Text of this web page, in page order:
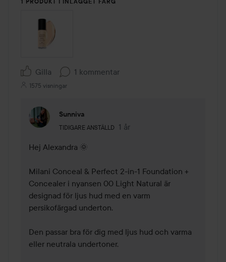
1 PRODUKT I INLÄGGET FÄRG
Gilla 1 kommentar
1575 visningar
Sunniva
TIDIGARE ANSTÄLLD
Användarens roll: Tidigare anställd.
1 år
Kommentaren lades 1 år
Hej Alexandra 🌞
Milani Conceal & Perfect 2-in-1 Foundation +
Concealer i nyansen 00 Light Natural är
designad för ljus hud med en varm
persikofärgad underton.
Den passar bra för dig med ljus hud och varma
eller neutrala undertoner.